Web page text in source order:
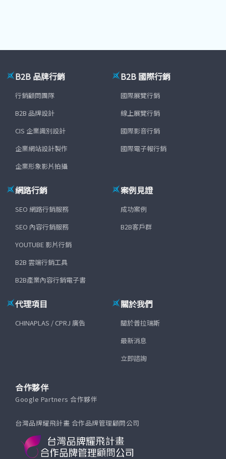
B2B 品牌行銷
行銷顧問團隊
B2B 品牌設計
CIS 企業識別設計
企業網站設計製作
企業形象影片拍攝
B2B 國際行銷
國際展覽行銷
線上展覽行銷
國際影音行銷
國際電子報行銷
網路行銷
SEO 網路行銷服務
SEO 內容行銷服務
YOUTUBE 影片行銷
B2B 雲端行銷工具
B2B產業內容行銷電子書
案例見證
成功案例
B2B客戶群
代理項目
CHINAPLAS / CPRJ 廣告
關於我們
關於普拉瑞斯
最新消息
立即諮詢
合作夥伴
Google Partners 合作夥伴
台灣品牌耀飛計畫 合作品牌管理顧問公司